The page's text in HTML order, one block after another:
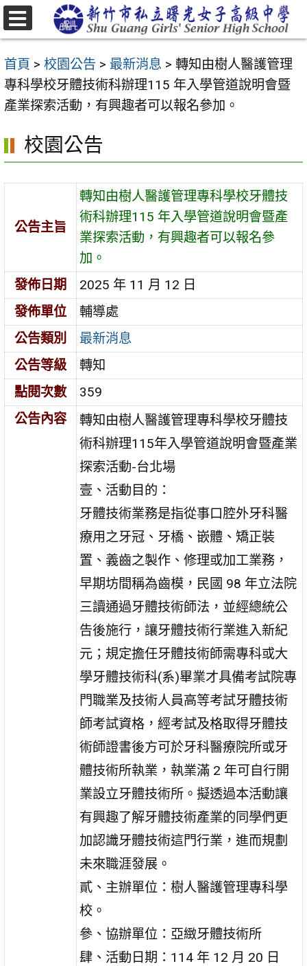
跳
至
要
內
容
首頁 > 校園公告 > 最新消息 > 轉知由樹人醫護管理
專科學校牙體技術科辦理115 年入學管道說明會暨
產業探索活動，有興趣者可以報名參加。
校園公告
公告主旨
轉知由樹人醫護管理專科學校牙體技
術科辦理115 年入學管道說明會暨產
業探索活動，有興趣者可以報名參
加。
發佈日期
2025 年 11 月 12 日
發佈單位
輔導處
公告類別
最新消息
公告等級
轉知
點閱次數
359
公告內容
轉知由樹人醫護管理專科學校牙體技
術科辦理115年入學管道說明會暨產業
探索活動-台北場
壹、活動目的：
牙體技術業務是指從事口腔外牙科醫
療用之牙冠、牙橋、嵌體、矯正裝
置、義齒之製作、修理或加工業務，
早期坊間稱為齒模，民國 98 年立法院
三讀通過牙體技術師法，並經總統公
告後施行，讓牙體技術行業進入新紀
元；規定擔任牙體技術師需專科或大
學牙體技術科(系)畢業才具備考試院專
門職業及技術人員高等考試牙體技術
師考試資格，經考試及格取得牙體技
術師證書後方可於牙科醫療院所或牙
體技術所執業，執業滿 2 年可自行開
業設立牙體技術所。擬透過本活動讓
有興趣了解牙體技術產業的同學們更
加認識牙體技術這門行業，進而規劃
未來職涯發展。
貳、主辦單位：樹人醫護管理專科學
校。
參、協辦單位：亞緻牙體技術所
肆、活動日期：114 年 12 月 20 日
選
單